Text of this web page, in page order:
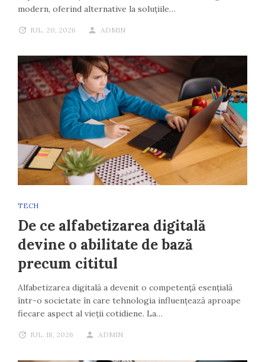
modern, oferind alternative la soluțiile…
IUL. 20, 2026 ADMIN
TECH
De ce alfabetizarea digitală
devine o abilitate de bază
precum cititul
Alfabetizarea digitală a devenit o competență esențială
într-o societate în care tehnologia influențează aproape
fiecare aspect al vieții cotidiene. La…
IUL. 18, 2026 ADMIN